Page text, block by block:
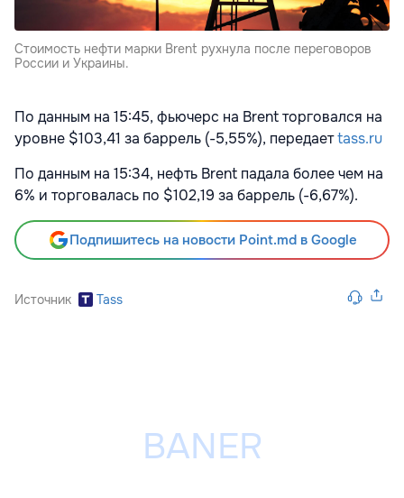
Стоимость нефти марки Brent рухнула после переговоров
России и Украины.
По данным на 15:45, фьючерс на Brent торговался на
уровне $103,41 за баррель (-5,55%), передаетtass.ru
По данным на 15:34, нефть Brent падала более чем на
6% и торговалась по $102,19 за баррель (-6,67%).
Подпишитесь на новости Point.md в Google
Источник Tass